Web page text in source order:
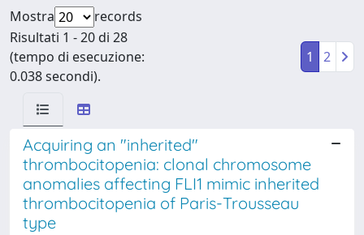
Mostra
records
Risultati 1 - 20 di 28
(tempo di esecuzione:
0.038 secondi).
1 2
Acquiring an "inherited"
thrombocitopenia: clonal chromosome
anomalies affecting FLI1 mimic inherited
thrombocitopenia of Paris-Trousseau
type